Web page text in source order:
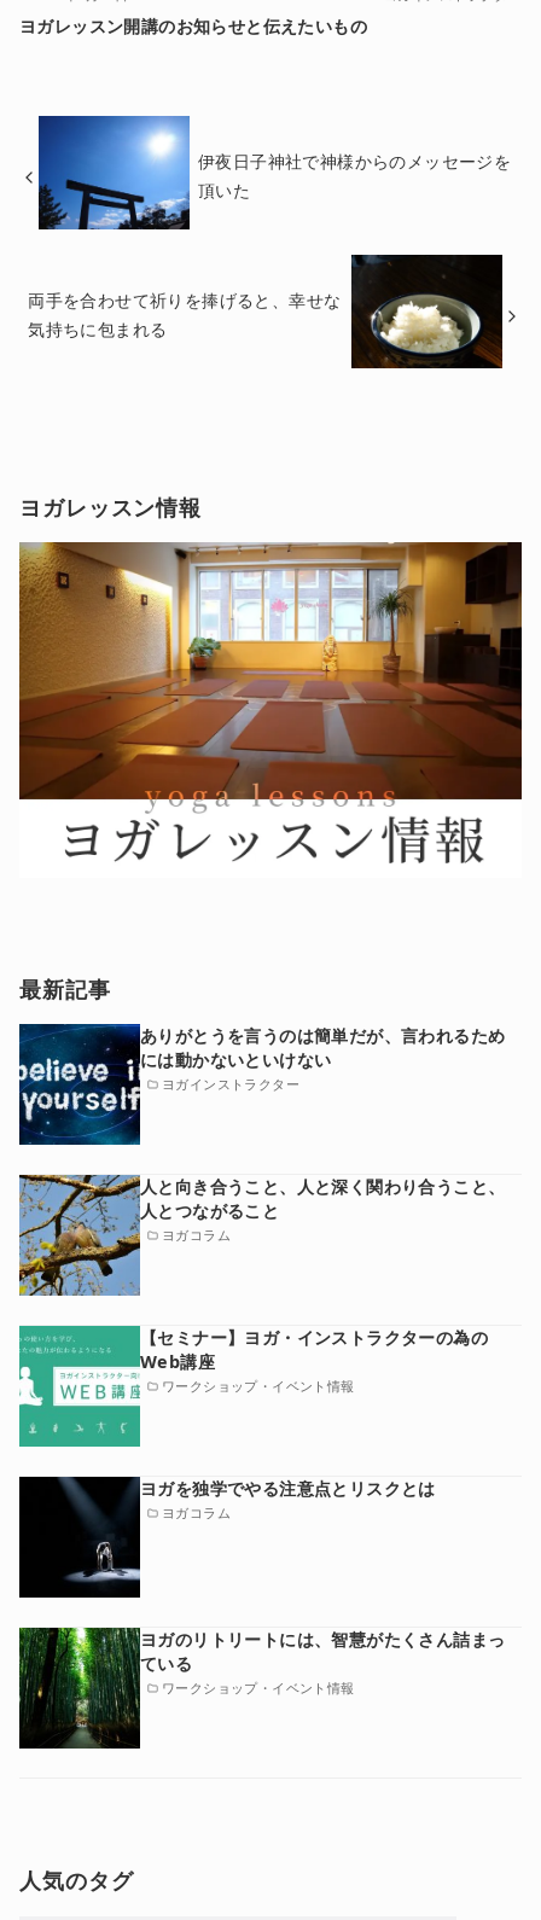
ヨガレッスン開講のお知らせと伝えたいもの
伊夜日子神社で神様からのメッセージを
頂いた
両手を合わせて祈りを捧げると、幸せな
気持ちに包まれる
ヨガレッスン情報
最新記事
ヨガインストラクター
ありがとうを言うのは簡単だが、言われるため
には動かないといけない
ヨガコラム
人と向き合うこと、人と深く関わり合うこと、
人とつながること
ワークショップ・イベント情報
【セミナー】ヨガ・インストラクターの為の
Web講座
ヨガコラム
ヨガを独学でやる注意点とリスクとは
ワークショップ・イベント情報
ヨガのリトリートには、智慧がたくさん詰まっ
ている
人気のタグ